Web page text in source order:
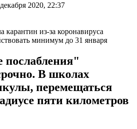
2020, 22:37
минимум до 31 января
В школах
перемещаться
пяти километров